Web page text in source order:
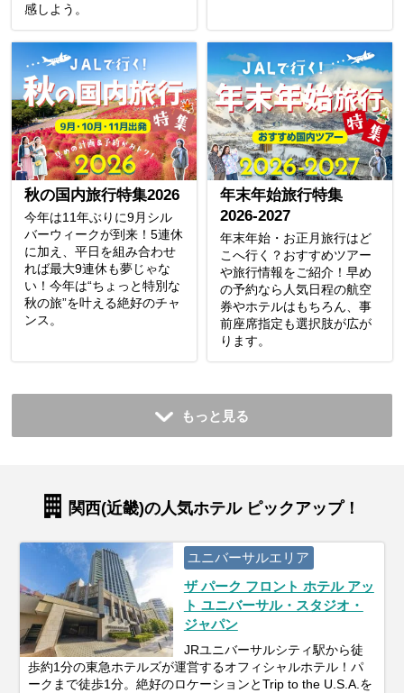
感しよう。
秋の国内旅行特集2026
今年は11年ぶりに9月シル
バーウィークが到来！5連休
に加え、平日を組み合わせ
れば最大9連休も夢じゃな
い！今年は“ちょっと特別な
秋の旅”を叶える絶好のチャ
ンス。
年末年始旅行特集
2026-2027
年末年始・お正月旅行はど
こへ行く？おすすめツアー
や旅行情報をご紹介！早め
の予約なら人気日程の航空
券やホテルはもちろん、事
前座席指定も選択肢が広が
ります。
もっと見る
関西(近畿)の人気ホテル ピックアップ！
ユニバーサルエリア
ザ パーク フロント ホテル アッ
ト ユニバーサル・スタジオ・
ジャパン
JRユニバーサルシティ駅から徒
歩約1分の東急ホテルズが運営するオフィシャルホテル！パ
ークまで徒歩1分。絶好のロケーションとTrip to the U.S.A.を